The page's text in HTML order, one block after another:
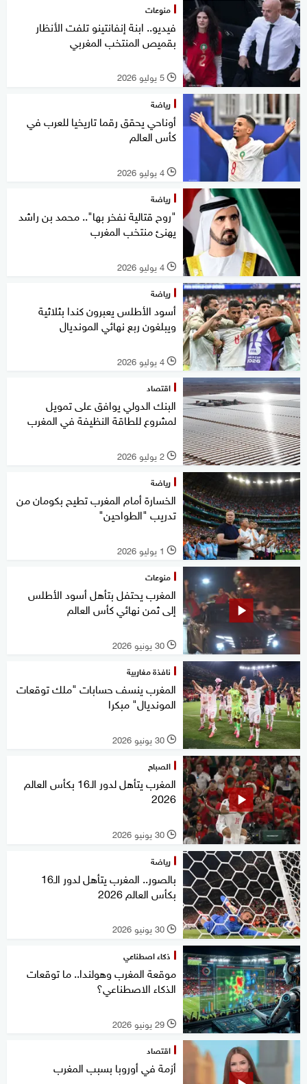
منوعات
فيديو.. ابنة إنفانتينو تلفت الأنظار
بقميص المنتخب المغربي
l 5 يوليو 2026
رياضة
أوناحي يحقق رقما تاريخيا للعرب في
كأس العالم
l 4 يوليو 2026
رياضة
"روح قتالية نفخر بها".. محمد بن راشد
يهنئ منتخب المغرب
l 4 يوليو 2026
رياضة
أسود الأطلس يعبرون كندا بثلاثية
ويبلغون ربع نهائي المونديال
l 4 يوليو 2026
اقتصاد
البنك الدولي يوافق على تمويل
لمشروع للطاقة النظيفة في المغرب
l 2 يوليو 2026
رياضة
الخسارة أمام المغرب تطيح بكومان من
تدريب "الطواحين"
l 1 يوليو 2026
منوعات
المغرب يحتفل بتأهل أسود الأطلس
إلى ثمن نهائي كأس العالم
l 30 يونيو 2026
نافذة مغاربية
المغرب ينسف حسابات "ملك توقعات
المونديال" مبكرا
l 30 يونيو 2026
الصباح
المغرب يتأهل لدور الـ16 بكأس العالم
2026
l 30 يونيو 2026
رياضة
بالصور.. المغرب يتأهل لدور الـ16
بكأس العالم 2026
l 30 يونيو 2026
ذكاء اصطناعي
موقعة المغرب وهولندا.. ما توقعات
الذكاء الاصطناعي؟
l 29 يونيو 2026
اقتصاد
أزمة في أوروبا بسبب المغرب